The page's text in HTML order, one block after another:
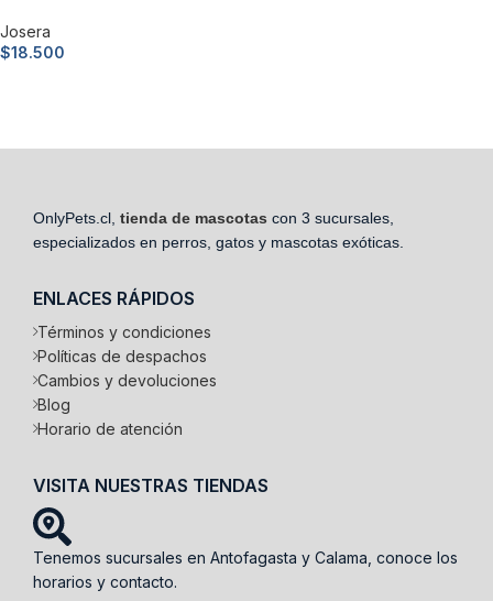
Josera
$18.500
OnlyPets.cl, tienda de mascotas con 3 sucursales,
especializados en perros, gatos y mascotas exóticas.
ENLACES RÁPIDOS
Términos y condiciones
Políticas de despachos
Cambios y devoluciones
Blog
Horario de atención
VISITA NUESTRAS TIENDAS
Tenemos sucursales en Antofagasta y Calama, conoce los
horarios y contacto.